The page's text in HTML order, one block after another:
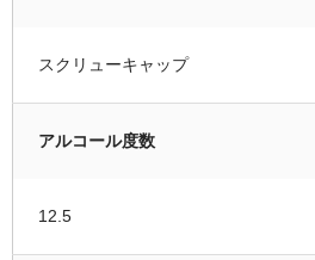
スクリューキャップ
アルコール度数
12.5